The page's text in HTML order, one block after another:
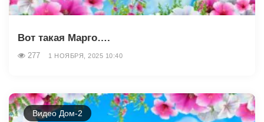
Вот такая Марго….
277 1 НОЯБРЯ, 2025 10:40
Видео Дом-2